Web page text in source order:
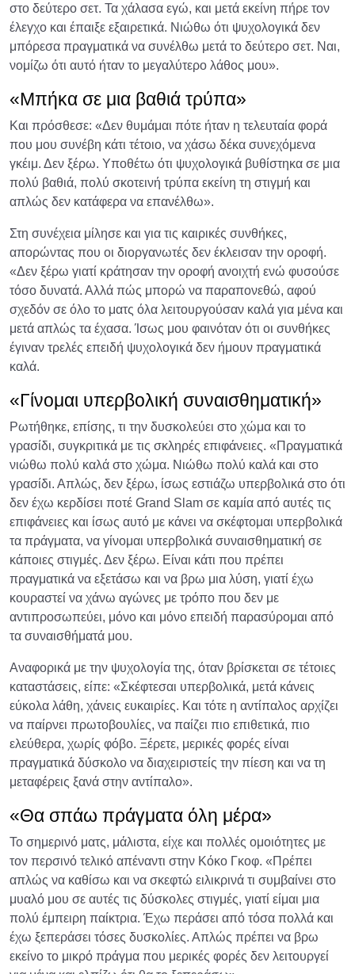
στο δεύτερο σετ. Τα χάλασα εγώ, και μετά εκείνη πήρε τον
έλεγχο και έπαιξε εξαιρετικά. Νιώθω ότι ψυχολογικά δεν
μπόρεσα πραγματικά να συνέλθω μετά το δεύτερο σετ. Ναι,
νομίζω ότι αυτό ήταν το μεγαλύτερο λάθος μου».
«Μπήκα σε μια βαθιά τρύπα»
Και πρόσθεσε: «Δεν θυμάμαι πότε ήταν η τελευταία φορά
που μου συνέβη κάτι τέτοιο, να χάσω δέκα συνεχόμενα
γκέιμ. Δεν ξέρω. Υποθέτω ότι ψυχολογικά βυθίστηκα σε μια
πολύ βαθιά, πολύ σκοτεινή τρύπα εκείνη τη στιγμή και
απλώς δεν κατάφερα να επανέλθω».
Στη συνέχεια μίλησε και για τις καιρικές συνθήκες,
απορώντας που οι διοργανωτές δεν έκλεισαν την οροφή.
«Δεν ξέρω γιατί κράτησαν την οροφή ανοιχτή ενώ φυσούσε
τόσο δυνατά. Αλλά πώς μπορώ να παραπονεθώ, αφού
σχεδόν σε όλο το ματς όλα λειτουργούσαν καλά για μένα και
μετά απλώς τα έχασα. Ίσως μου φαινόταν ότι οι συνθήκες
έγιναν τρελές επειδή ψυχολογικά δεν ήμουν πραγματικά
καλά.
«Γίνομαι υπερβολική συναισθηματική»
Ρωτήθηκε, επίσης, τι την δυσκολεύει στο χώμα και το
γρασίδι, συγκριτικά με τις σκληρές επιφάνειες. «Πραγματικά
νιώθω πολύ καλά στο χώμα. Νιώθω πολύ καλά και στο
γρασίδι. Απλώς, δεν ξέρω, ίσως εστιάζω υπερβολικά στο ότι
δεν έχω κερδίσει ποτέ Grand Slam σε καμία από αυτές τις
επιφάνειες και ίσως αυτό με κάνει να σκέφτομαι υπερβολικά
τα πράγματα, να γίνομαι υπερβολικά συναισθηματική σε
κάποιες στιγμές. Δεν ξέρω. Είναι κάτι που πρέπει
πραγματικά να εξετάσω και να βρω μια λύση, γιατί έχω
κουραστεί να χάνω αγώνες με τρόπο που δεν με
αντιπροσωπεύει, μόνο και μόνο επειδή παρασύρομαι από
τα συναισθήματά μου.
Αναφορικά με την ψυχολογία της, όταν βρίσκεται σε τέτοιες
καταστάσεις, είπε: «Σκέφτεσαι υπερβολικά, μετά κάνεις
εύκολα λάθη, χάνεις ευκαιρίες. Και τότε η αντίπαλος αρχίζει
να παίρνει πρωτοβουλίες, να παίζει πιο επιθετικά, πιο
ελεύθερα, χωρίς φόβο. Ξέρετε, μερικές φορές είναι
πραγματικά δύσκολο να διαχειριστείς την πίεση και να τη
μεταφέρεις ξανά στην αντίπαλο».
«Θα σπάω πράγματα όλη μέρα»
Το σημερινό ματς, μάλιστα, είχε και πολλές ομοιότητες με
τον περσινό τελικό απέναντι στην Κόκο Γκοφ. «Πρέπει
απλώς να καθίσω και να σκεφτώ ειλικρινά τι συμβαίνει στο
μυαλό μου σε αυτές τις δύσκολες στιγμές, γιατί είμαι μια
πολύ έμπειρη παίκτρια. Έχω περάσει από τόσα πολλά και
έχω ξεπεράσει τόσες δυσκολίες. Απλώς πρέπει να βρω
εκείνο το μικρό πράγμα που μερικές φορές δεν λειτουργεί